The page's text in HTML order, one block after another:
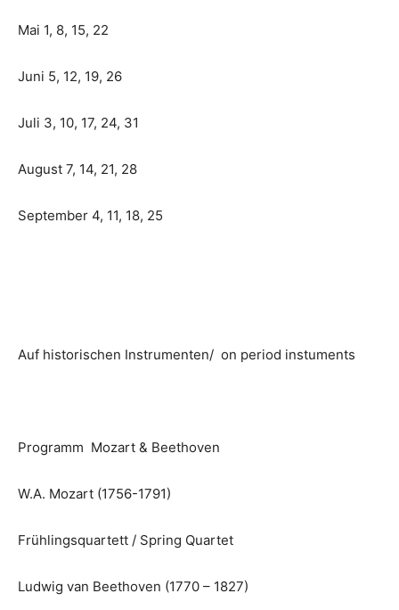
Mai 1, 8, 15, 22
Juni 5, 12, 19, 26
Juli 3, 10, 17, 24, 31
August 7, 14, 21, 28
September 4, 11, 18, 25
Auf historischen Instrumenten/ on period instuments
Programm Mozart & Beethoven
W.A. Mozart (1756-1791)
Frühlingsquartett / Spring Quartet
Ludwig van Beethoven (1770 – 1827)